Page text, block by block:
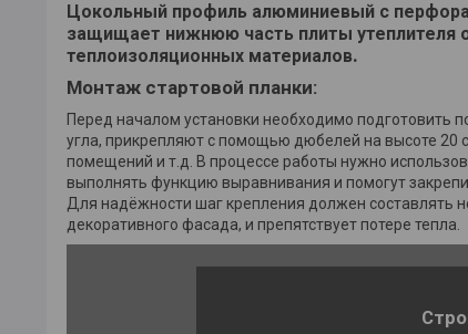
Цокольный профиль алюминиевый с
защищает нижнюю часть плиты утеплителя
теплоизоляционных материалов.
Монтаж стартовой планки:
Перед началом установки необходимо подготовить
угла, прикрепляют с помощью дюбелей на высоте
помещений и т.д. В процессе работы нужно
выполнять функцию выравнивания и помогут
Для надёжности шаг крепления должен составлять
декоративного фасада, и препятствует потере тепла.